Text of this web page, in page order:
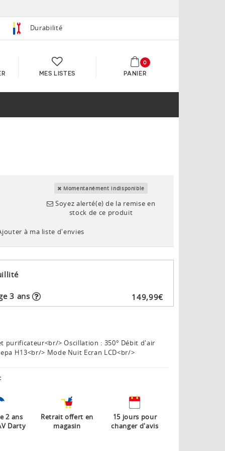
Durabilité
MES LISTES PANIER
0
Momentanément indisponible
Soyez alerté(e) de la remise en
stock de ce produit
à ma liste d'envies
3 ans 149,99€
purificateur<br/> Oscillation : 350° Débit d'air
H13<br/> Mode Nuit Ecran LCD<br/>
2 ans
Darty
Retrait offert en
magasin
15 jours pour
changer d'avis